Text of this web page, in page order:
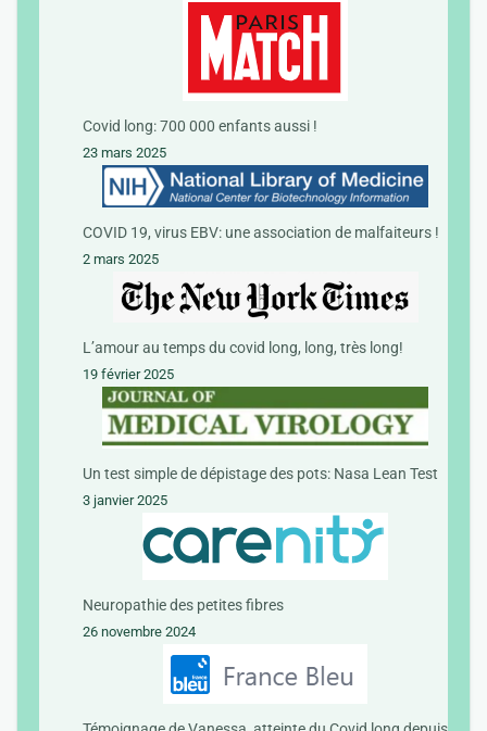
Covid long: 700 000 enfants aussi !
23 mars 2025
COVID 19, virus EBV: une association de malfaiteurs !
2 mars 2025
L’amour au temps du covid long, long, très long!
19 février 2025
Un test simple de dépistage des pots: Nasa Lean Test
3 janvier 2025
Neuropathie des petites fibres
26 novembre 2024